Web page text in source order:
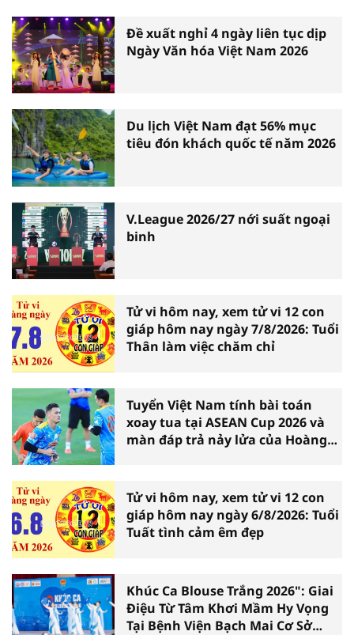
Đề xuất nghỉ 4 ngày liên tục dịp
Ngày Văn hóa Việt Nam 2026
Du lịch Việt Nam đạt 56% mục
tiêu đón khách quốc tế năm 2026
V.League 2026/27 nới suất ngoại
binh
Tử vi hôm nay, xem tử vi 12 con
giáp hôm nay ngày 7/8/2026: Tuổi
Thân làm việc chăm chỉ
Tuyển Việt Nam tính bài toán
xoay tua tại ASEAN Cup 2026 và
màn đáp trả nảy lửa của Hoàng
Tử vi hôm nay, xem tử vi 12 con
giáp hôm nay ngày 6/8/2026: Tuổi
Tuất tình cảm êm đẹp
Khúc Ca Blouse Trắng 2026": Giai
Điệu Từ Tâm Khơi Mầm Hy Vọng
Tại Bệnh Viện Bạch Mai Cơ Sở